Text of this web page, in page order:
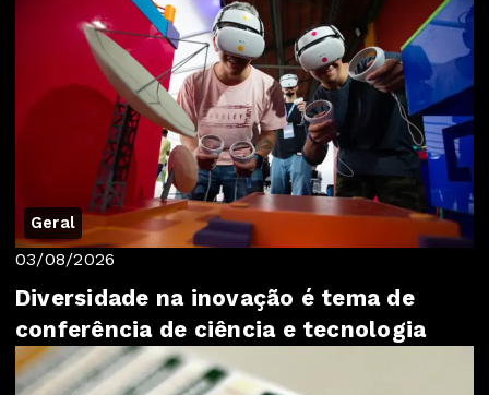
Geral
03/08/2026
Diversidade na inovação é tema de
conferência de ciência e tecnologia